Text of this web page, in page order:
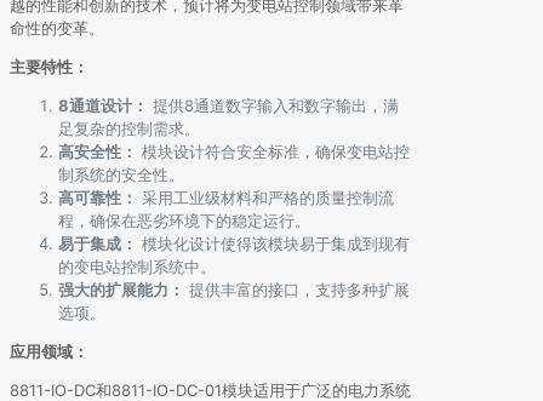
越的性能和创新的技术，预计将为变电站控制领域带来革
命性的变革。
主要特性：
8通道设计： 提供8通道数字输入和数字输出，满
足复杂的控制需求。
高安全性： 模块设计符合安全标准，确保变电站控
制系统的安全性。
高可靠性： 采用工业级材料和严格的质量控制流
程，确保在恶劣环境下的稳定运行。
易于集成： 模块化设计使得该模块易于集成到现有
的变电站控制系统中。
强大的扩展能力： 提供丰富的接口，支持多种扩展
选项。
应用领域：
8811-IO-DC和8811-IO-DC-01模块适用于广泛的电力系统